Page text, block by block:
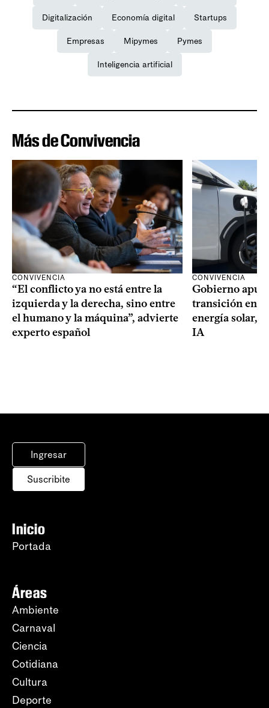
Digitalización Economía digital Startups
Empresas Mipymes Pymes
Inteligencia artificial
Más de Convivencia
CONVIVENCIA
“El conflicto ya no está entre la
izquierda y la derecha, sino entre
el humano y la máquina”, advierte
experto español
CONVIVENCIA
Gobierno
transición
energía solar,
IA
Ingresar
Suscribite
Inicio
Portada
Áreas
Ambiente
Carnaval
Ciencia
Cotidiana
Cultura
Deporte